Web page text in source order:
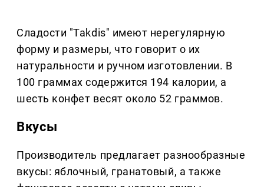
Сладости "Takdis" имеют нерегулярную
форму и размеры, что говорит о их
натуральности и ручном изготовлении. В
100 граммах содержится 194 калории, а
шесть конфет весят около 52 граммов.
Вкусы
Производитель предлагает разнообразные
вкусы: яблочный, гранатовый, а также